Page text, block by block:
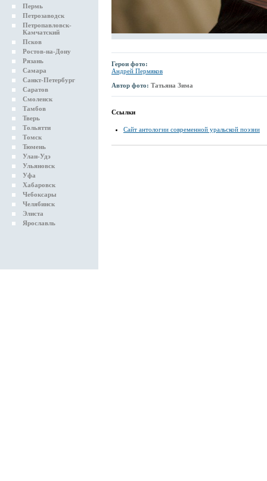
Пермь
Петрозаводск
Петропавловск-
Камчатский
Псков
Ростов-на-Дону
Рязань
Самара
Санкт-Петербург
Саратов
Смоленск
Тамбов
Тверь
Тольятти
Томск
Тюмень
Улан-Удэ
Ульяновск
Уфа
Хабаровск
Чебоксары
Челябинск
Элиста
Ярославль
Герои фото:
Андрей Пермяков
Автор фото: Татьяна Зима
Ссылки
Сайт антологии современной уральской поэзии